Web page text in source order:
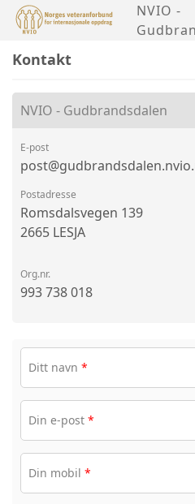
NVIO -
Kontakt
NVIO - Gudbrandsdalen
E-post
Postadresse
Romsdalsvegen 139
2665 LESJA
Org.nr.
993 738 018
Ditt navn *
Din e-post *
Din mobil *